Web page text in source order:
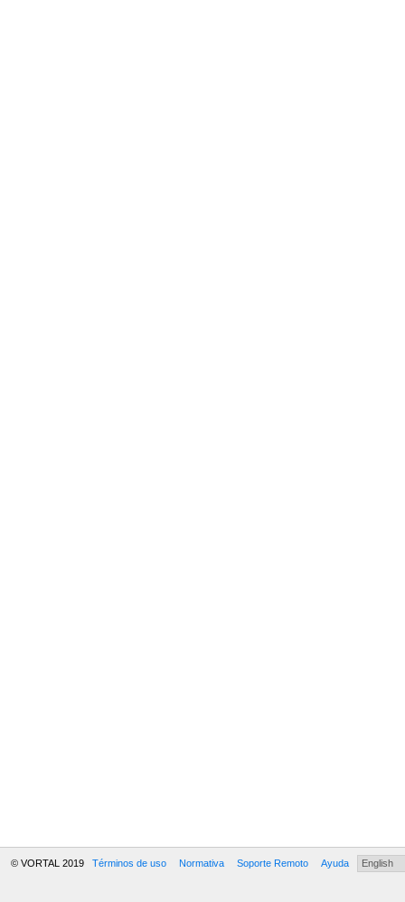
© VORTAL 2019 Términos de uso Normativa Soporte Remoto Ayuda